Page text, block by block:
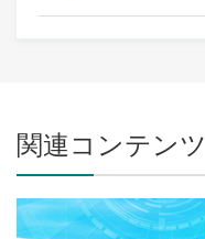
関連コンテンツ